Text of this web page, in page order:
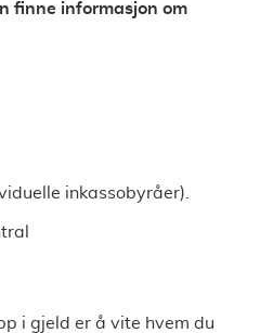
finne informasjon om
inkassobyråer).
i gjeld er å vite hvem du